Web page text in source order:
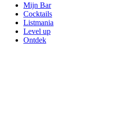
Mijn Bar
Cocktails
Listmania
Level up
Ontdek